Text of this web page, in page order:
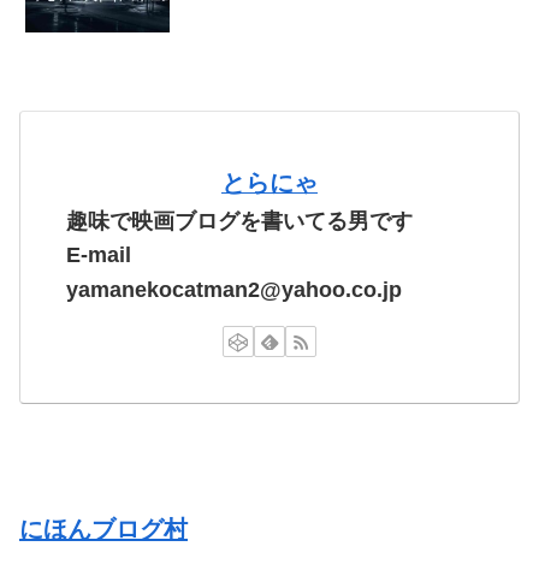
とらにゃ
趣味で映画ブログを書いてる男です
E-mail
yamanekocatman2@yahoo.co.jp
にほんブログ村